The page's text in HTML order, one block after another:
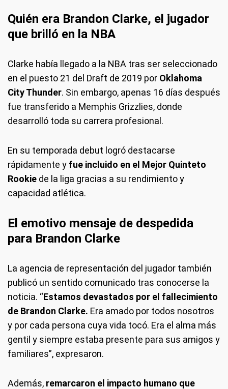
Quién era Brandon Clarke, el jugador
que brilló en la NBA
Clarke había llegado a la NBA tras ser seleccionado
en el puesto 21 del Draft de 2019 por Oklahoma
City Thunder. Sin embargo, apenas 16 días después
fue transferido a Memphis Grizzlies, donde
desarrolló toda su carrera profesional.
En su temporada debut logró destacarse
rápidamente y fue incluido en el Mejor Quinteto
Rookie de la liga gracias a su rendimiento y
capacidad atlética.
El emotivo mensaje de despedida
para Brandon Clarke
La agencia de representación del jugador también
publicó un sentido comunicado tras conocerse la
noticia. “Estamos devastados por el fallecimiento
de Brandon Clarke. Era amado por todos nosotros
y por cada persona cuya vida tocó. Era el alma más
gentil y siempre estaba presente para sus amigos y
familiares”, expresaron.
Además, remarcaron el impacto humano que